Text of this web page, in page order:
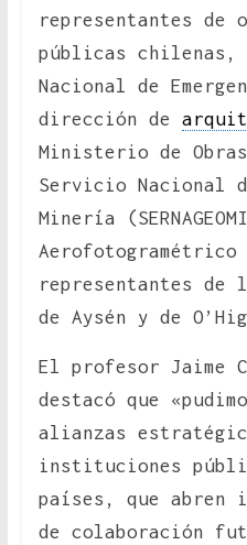
representantes
públicas chilenas,
Nacional de
dirección de
Ministerio de
Servicio Nacional
Minería
Aerofotogramétrico
representantes de
de Aysén y de
El profesor Jaime
destacó que
alianzas
instituciones
países, que abren
de colaboración